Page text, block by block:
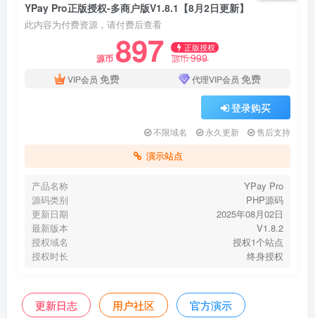
YPay Pro正版授权-多商户版V1.8.1【8月2日更新】
此内容为付费资源，请付费后查看
源币 897 正版授权
源币999
VIP会员 免费 代理VIP会员 免费
登录购买
不限域名 永久更新 售后支持
演示站点
产品名称
YPay Pro
源码类别
PHP源码
更新日期
2025年08月02日
最新版本
V1.8.2
授权域名
授权1个站点
授权时长
终身授权
更新日志 用户社区 官方演示